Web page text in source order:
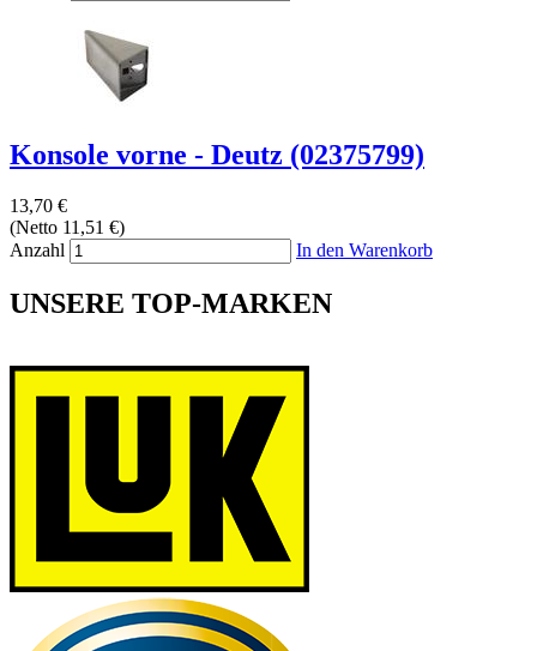
Konsole vorne - Deutz (02375799)
13,70 €
(Netto 11,51 €)
Anzahl
In den Warenkorb
UNSERE TOP-MARKEN